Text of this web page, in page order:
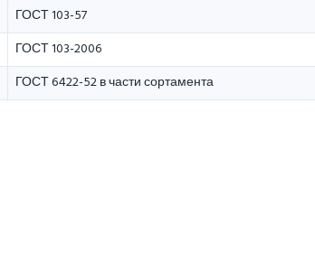
ГОСТ 103-57
ГОСТ 103-2006
ГОСТ 6422-52 в части сортамента